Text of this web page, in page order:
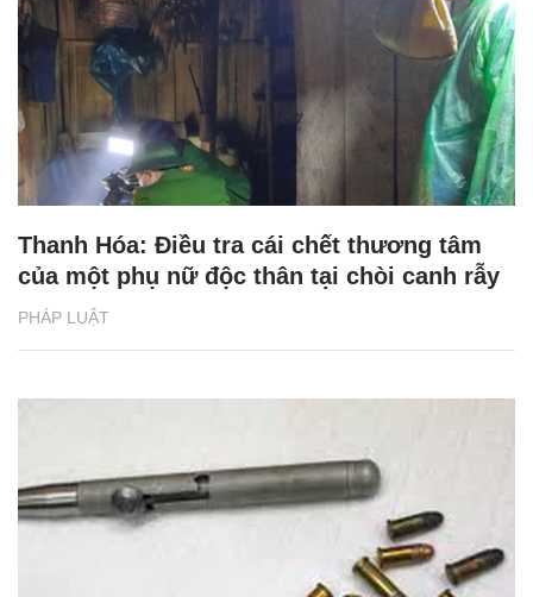
PHÁP LUẬT
Thanh Hóa: Điều tra cái chết thương tâm
của một phụ nữ độc thân tại chòi canh rẫy